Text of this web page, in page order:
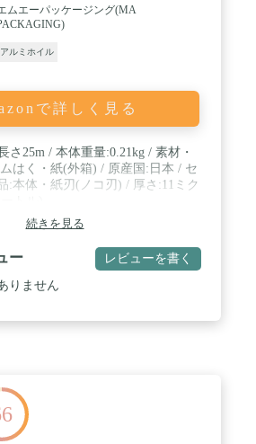
ムエーパッケージング(MA
アルミホイル
で詳しく見る
さ25m / 本体重量:0.21kg / 素材・
はく・紙(外箱) / 原産国:日本 / セ
:本体・紙刃(ノコ刃) / 厚さ:11ミク
続きを見る
ー レビューを書く
りません